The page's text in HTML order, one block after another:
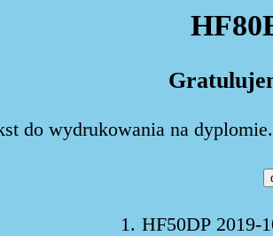
do wydrukowania na
1. HF50DP 2019-